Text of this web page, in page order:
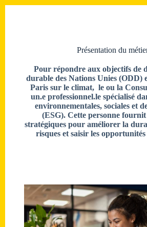
Présentation du
Pour répondre aux objectifs de
durable des Nations Unies (ODD)
Paris sur le climat, le ou la
un.e professionnel.le spécialisé
environnementales, sociales et
(ESG). Cette personne fournit
stratégiques pour améliorer la
risques et saisir les opportunités